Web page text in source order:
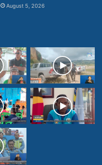
August 5, 2026